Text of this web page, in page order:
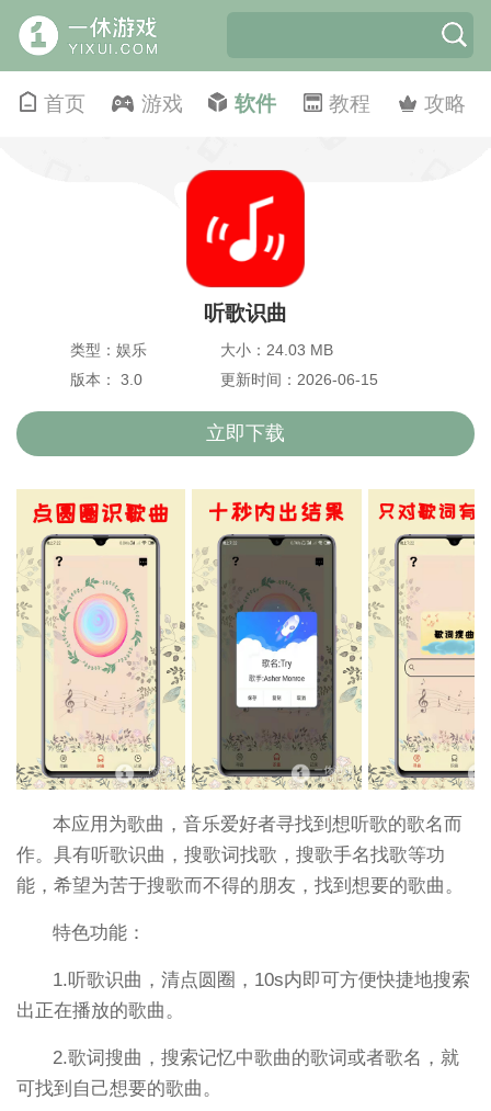
首页 游戏 软件 教程 攻略
听歌识曲
类型：娱乐
大小：24.03 MB
版本： 3.0
更新时间：2026-06-15
立即下载
本应用为歌曲，音乐爱好者寻找到想听歌的歌名而
作。具有听歌识曲，搜歌词找歌，搜歌手名找歌等功
能，希望为苦于搜歌而不得的朋友，找到想要的歌曲。
特色功能：
1.听歌识曲，清点圆圈，10s内即可方便快捷地搜索
出正在播放的歌曲。
2.歌词搜曲，搜索记忆中歌曲的歌词或者歌名，就
可找到自己想要的歌曲。